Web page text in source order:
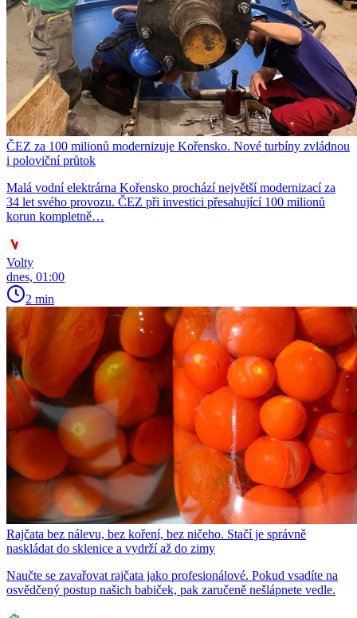
ČEZ za 100 milionů modernizuje Kořensko. Nové turbíny zvládnou
i poloviční průtok
Malá vodní elektrárna Kořensko prochází největší modernizací za
34 let svého provozu. ČEZ při investici přesahující 100 milionů
korun kompletně…
Volty
dnes, 01:00
2 min
Rajčata bez nálevu, bez koření, bez ničeho. Stačí je správně
naskládat do sklenice a vydrží až do zimy
Naučte se zavařovat rajčata jako profesionálové. Pokud vsadíte na
osvědčený postup našich babiček, pak zaručeně nešlápnete vedle.